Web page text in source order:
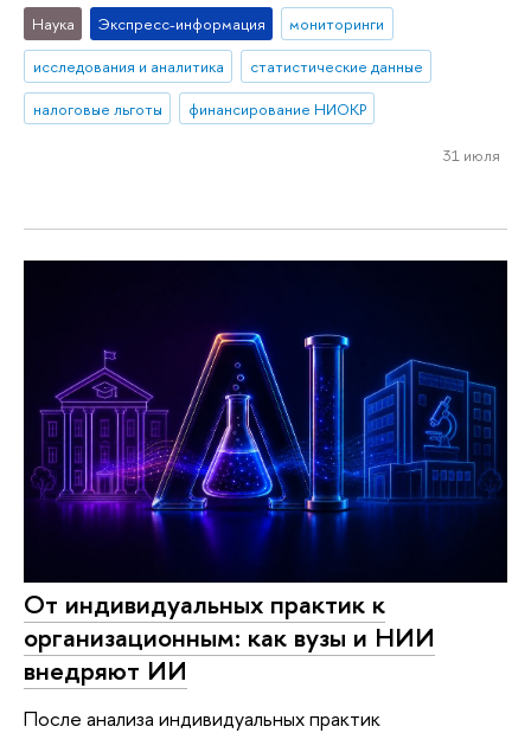
Наука Экспресс-информация
мониторинги
исследования и аналитика
статистические данные
налоговые льготы
финансирование НИОКР
31 июля
От индивидуальных практик к
организационным: как вузы и НИИ
внедряют ИИ
После анализа индивидуальных практик